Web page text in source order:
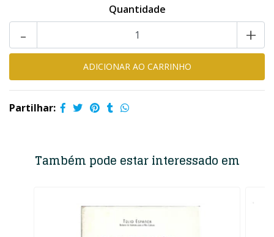
Quantidade
+
-
Partilhar:
Também pode estar interessado em